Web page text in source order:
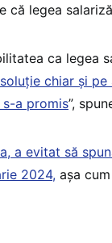
că legea
ca legea
chiar și
a promis”,
a evitat să
2024, așa